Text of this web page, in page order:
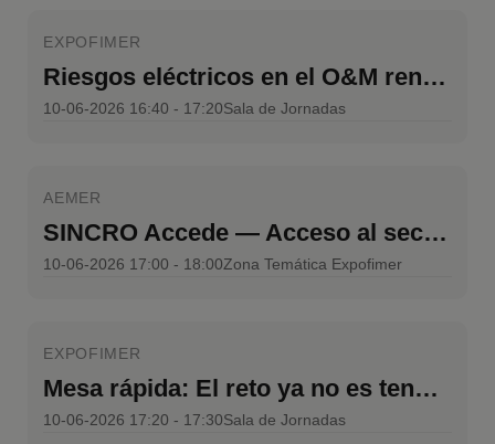
EXPOFIMER
Riesgos eléctricos en el O&M renovable
10-06-2026 16:40 - 17:20Sala de Jornadas
AEMER
SINCRO Accede — Acceso al sector para talento sin formación o de otros sectores
10-06-2026 17:00 - 18:00Zona Temática Expofimer
EXPOFIMER
Mesa rápida: El reto ya no es tener datos, sino convertirlos en decisiones operativas seguras
10-06-2026 17:20 - 17:30Sala de Jornadas